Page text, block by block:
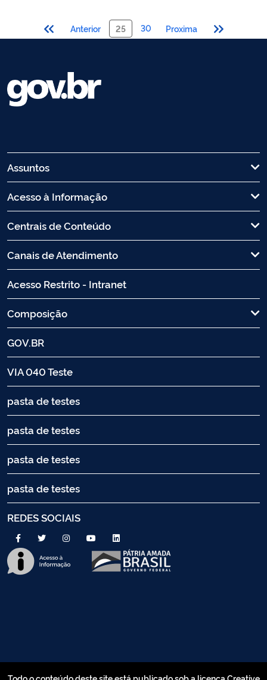
Anterior 25 30 Proxima
Assuntos
Acesso à Informação
Centrais de Conteúdo
Canais de Atendimento
Acesso Restrito - Intranet
Composição
GOV.BR
VIA 040 Teste
pasta de testes
pasta de testes
pasta de testes
pasta de testes
REDES SOCIAIS
Todo o conteúdo deste site está publicado sob a licença Creative